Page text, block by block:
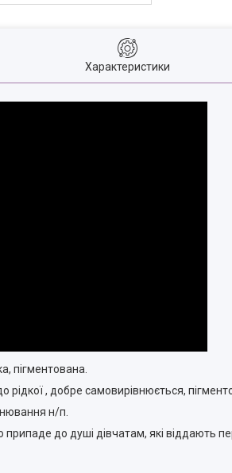
Характеристики
пігментована.
, добре самовирівнюється,
н/п.
припаде до душі дівчатам, які віддають